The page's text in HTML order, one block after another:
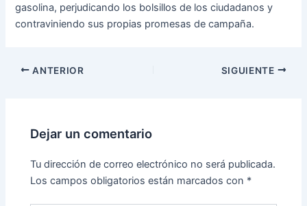
gasolina, perjudicando los bolsillos de los ciudadanos y
contraviniendo sus propias promesas de campaña.
ANTERIOR SIGUIENTE
Dejar un comentario
Tu dirección de correo electrónico no será publicada.
Los campos obligatorios están marcados con *